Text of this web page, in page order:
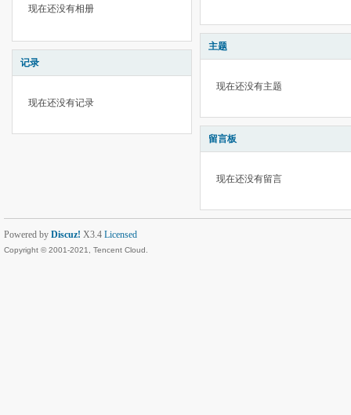
现在还没有相册
记录
现在还没有记录
主题
现在还没有主题
留言板
现在还没有留言
Powered by Discuz! X3.4 Licensed
Copyright © 2001-2021, Tencent Cloud.